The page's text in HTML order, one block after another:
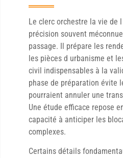
Le clerc orchestre la vie de
précision souvent
passage. Il prépare les
les pièces d urbanisme et
civil indispensables à la
phase de préparation évite
pourraient annuler une
Une étude efficace repose
capacité à anticiper les
complexes.
Certains détails